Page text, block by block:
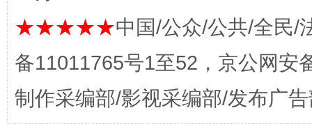
★★★★★中国/公众/公共/全民/
备11011765号1至52，京公网安
制作采编部/影视采编部/发布广